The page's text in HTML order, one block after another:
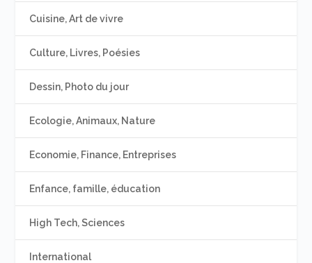
Cuisine, Art de vivre
Culture, Livres, Poésies
Dessin, Photo du jour
Ecologie, Animaux, Nature
Economie, Finance, Entreprises
Enfance, famille, éducation
High Tech, Sciences
International